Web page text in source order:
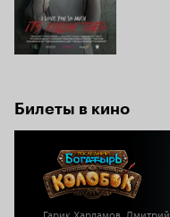
Билеты в кино
Гарик Харламов, Дмитрий